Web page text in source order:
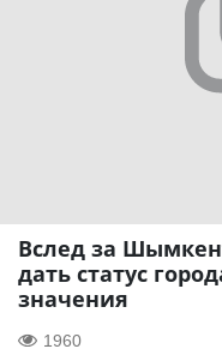
Вслед за
дать статус
значения
1960